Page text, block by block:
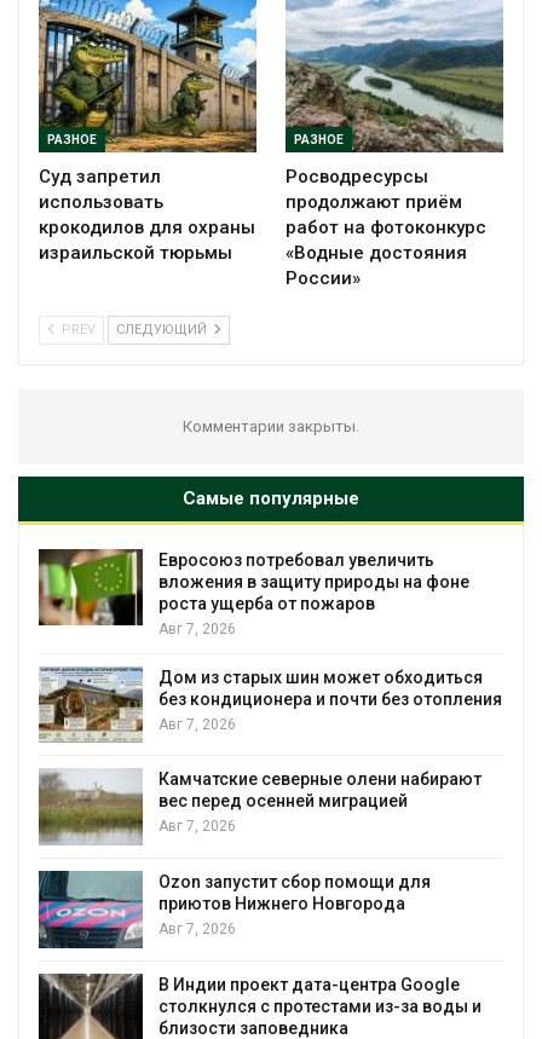
РАЗНОЕ
Суд запретил
использовать
крокодилов для охраны
израильской тюрьмы
РАЗНОЕ
Росводресурсы
продолжают приём
работ на фотоконкурс
«Водные достояния
России»
PREV СЛЕДУЮЩИЙ
Комментарии закрыты.
Самые популярные
Евросоюз потребовал увеличить
вложения в защиту природы на фоне
роста ущерба от пожаров
Авг 7, 2026
Дом из старых шин может обходиться
без кондиционера и почти без отопления
Авг 7, 2026
Камчатские северные олени набирают
вес перед осенней миграцией
Авг 7, 2026
Ozon запустит сбор помощи для
приютов Нижнего Новгорода
Авг 7, 2026
В Индии проект дата-центра Google
столкнулся с протестами из-за воды и
близости заповедника